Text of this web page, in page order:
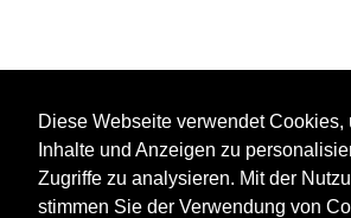
Diese Webseite verwendet Cookies,
Inhalte und Anzeigen zu
Zugriffe zu analysieren. Mit der
stimmen Sie der Verwendung von